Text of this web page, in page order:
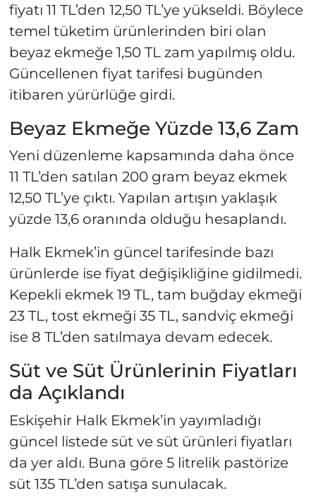
fiyatı 11 TL’den 12,50 TL’ye yükseldi. Böylece
temel tüketim ürünlerinden biri olan
beyaz ekmeğe 1,50 TL zam yapılmış oldu.
Güncellenen fiyat tarifesi bugünden
itibaren yürürlüğe girdi.
Beyaz Ekmeğe Yüzde 13,6 Zam
Yeni düzenleme kapsamında daha önce
11 TL’den satılan 200 gram beyaz ekmek
12,50 TL’ye çıktı. Yapılan artışın yaklaşık
yüzde 13,6 oranında olduğu hesaplandı.
Halk Ekmek’in güncel tarifesinde bazı
ürünlerde ise fiyat değişikliğine gidilmedi.
Kepekli ekmek 19 TL, tam buğday ekmeği
23 TL, tost ekmeği 35 TL, sandviç ekmeği
ise 8 TL’den satılmaya devam edecek.
Süt ve Süt Ürünlerinin Fiyatları
da Açıklandı
Eskişehir Halk Ekmek’in yayımladığı
güncel listede süt ve süt ürünleri fiyatları
da yer aldı. Buna göre 5 litrelik pastörize
süt 135 TL’den satışa sunulacak.